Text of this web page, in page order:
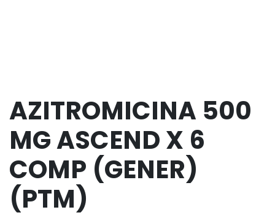
AZITROMICINA 500
MG ASCEND X 6
COMP (GENER)
(PTM)